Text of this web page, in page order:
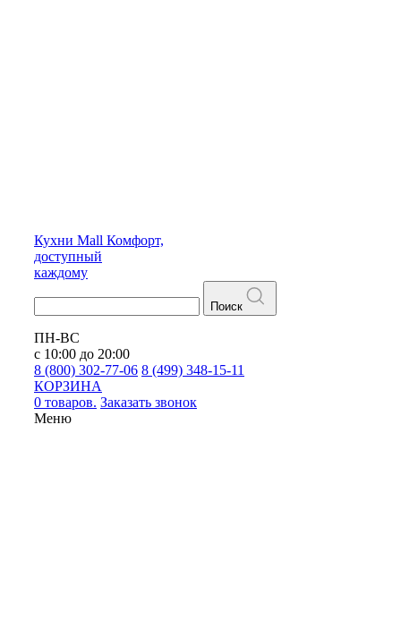
Кухни Mall Комфорт,
доступный
каждому
Поиск
ПН-ВС
с 10:00 до 20:00
8 (800) 302-77-06 8 (499) 348-15-11
КОРЗИНА
0 товаров. Заказать звонок
Меню